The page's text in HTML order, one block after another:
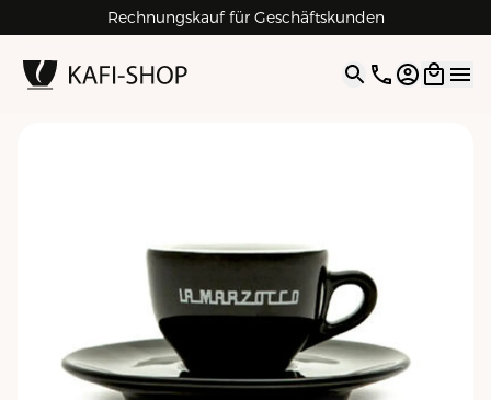
Rechnungskauf für Geschäftskunden
4.9| 5.0 Google
Open